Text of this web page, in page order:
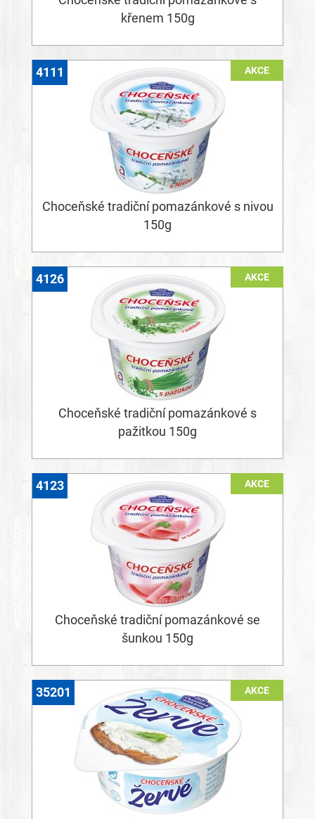
křenem 150g
AKCE
Choceňské tradiční pomazánkové s nivou
150g
4111
AKCE
Choceňské tradiční pomazánkové s
pažitkou 150g
4126
AKCE
Choceňské tradiční pomazánkové se
šunkou 150g
4123
AKCE
35201